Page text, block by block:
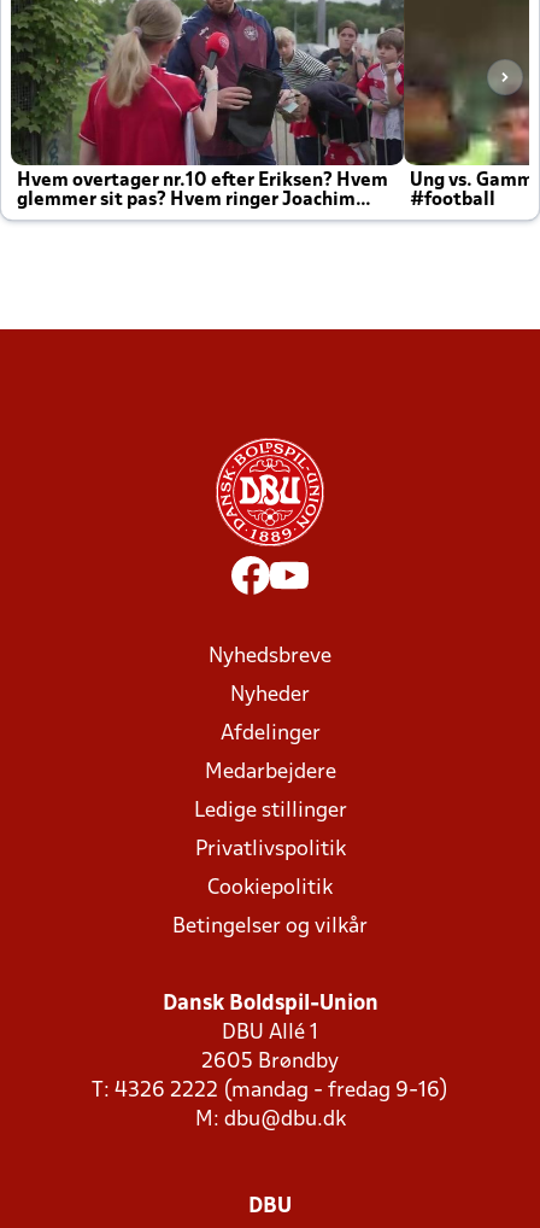
Hvem overtager nr.10 efter Eriksen? Hvem
glemmer sit pas? Hvem ringer Joachim
altid til efter kampe?
Ung vs.
#football
Nyhedsbreve
Nyheder
Afdelinger
Medarbejdere
Ledige stillinger
Privatlivspolitik
Cookiepolitik
Betingelser og vilkår
Dansk Boldspil-Union
DBU Allé 1
2605 Brøndby
T: 4326 2222 (mandag - fredag 9-16)
M: dbu@dbu.dk
DBU